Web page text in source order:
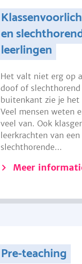
en
leerlingen
Het valt niet erg op
doof of slechthorend
buitenkant zie je het
Veel mensen weten
veel van. Ook
leerkrachten van
slechthorende...
Meer
Pre-teaching